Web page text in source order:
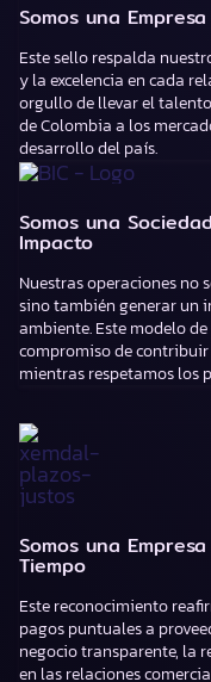
Somos una
Este sello respalda
y la excelencia en cada
orgullo de llevar el
de Colombia a los
desarrollo del país.
Somos una
Impacto
Nuestras operaciones no
sino también generar un
ambiente. Este modelo
compromiso de
mientras respetamos los
Somos una
Tiempo
Este reconocimiento
pagos puntuales a
negocio transparente, la
en las relaciones